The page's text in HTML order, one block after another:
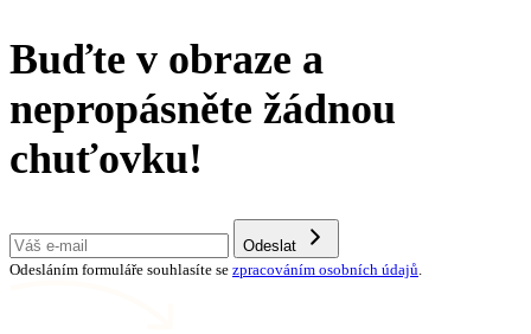
Buďte v obraze a
nepropásněte žádnou
chuťovku!
Odeslat
Odesláním formuláře souhlasíte se zpracováním osobních údajů